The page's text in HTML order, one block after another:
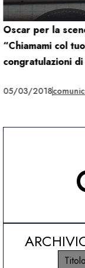
Oscar per la
“Chiamami col
congratulazioni
05/03/2018